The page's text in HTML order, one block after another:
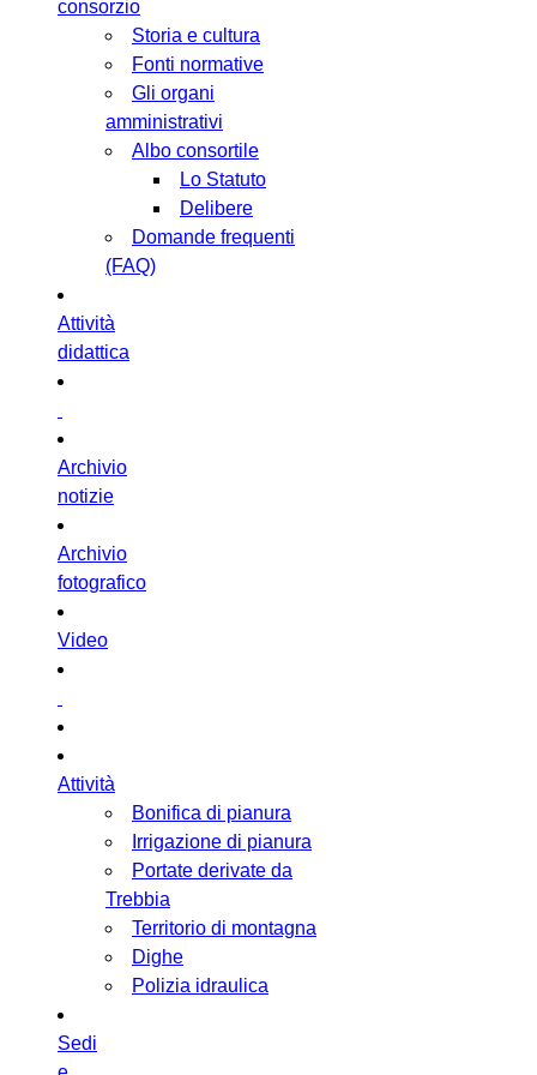
consorzio
Storia e cultura
Fonti normative
Gli organi
amministrativi
Albo consortile
Lo Statuto
Delibere
Domande frequenti
(FAQ)
Attività
didattica
Archivio
notizie
Archivio
fotografico
Video
Attività
Bonifica di pianura
Irrigazione di pianura
Portate derivate da
Trebbia
Territorio di montagna
Dighe
Polizia idraulica
Sedi